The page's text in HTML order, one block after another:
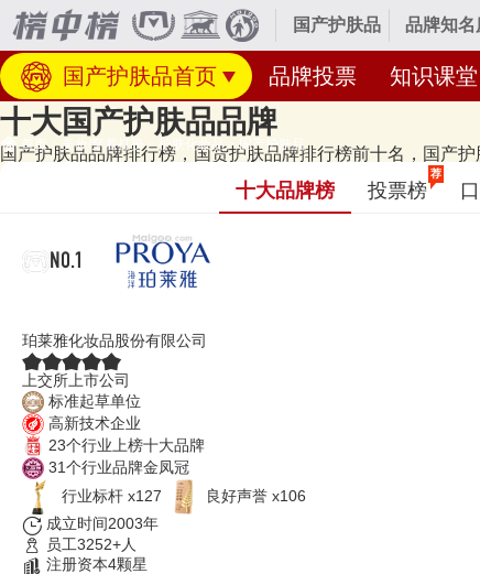
国产护肤品 品牌知名
国产护肤品首页 品牌投票 知识课堂
十大国产护肤品品牌
国产护肤品品牌排行榜，国货护肤品牌排行榜前十名，国产
发布啦！居前十的
品牌榜单和著名国产护肤品品牌名单的是口碑好或知名度高、有实
榜单更新时间：2026年07月21日（每月更新）
首页 > 美妆/穿着打扮 > 护肤化妆品 > 国产护肤品
十大品牌榜 投票榜
荐
NO.1
珀莱雅化妆品股份有限公司
上交所上市公司
标准起草单位
高新技术企业
23个行业上榜十大品牌
31个行业品牌金凤冠
行业标杆 x127
良好声誉 x106
成立时间2003年
员工3252+人
注册资本4颗星